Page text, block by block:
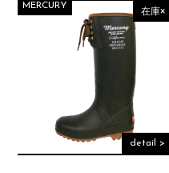
在庫×
detail >
MERCURY